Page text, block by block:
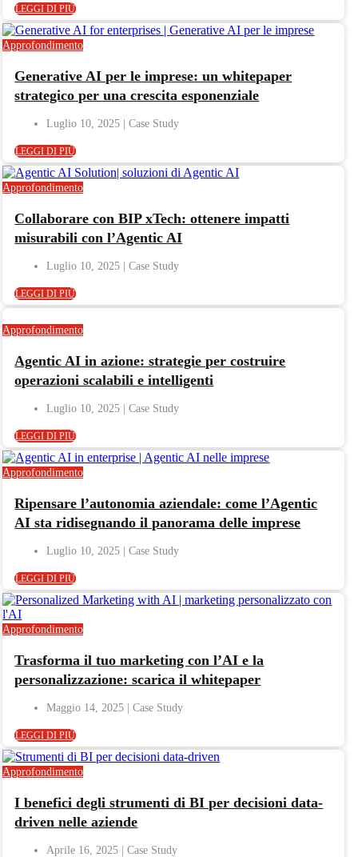
LEGGI DI PIÙ
Approfondimento
Generative AI per le imprese: un whitepaper
strategico per una crescita esponenziale
Luglio 10, 2025
LEGGI DI PIÙ
Approfondimento
Collaborare con BIP xTech: ottenere impatti
misurabili con l’Agentic AI
Luglio 10, 2025
LEGGI DI PIÙ
Approfondimento
Agentic AI in azione: strategie per costruire
operazioni scalabili e intelligenti
Luglio 10, 2025
LEGGI DI PIÙ
Approfondimento
Ripensare l’autonomia aziendale: come l’Agentic
AI sta ridisegnando il panorama delle imprese
Luglio 10, 2025
LEGGI DI PIÙ
Approfondimento
Trasforma il tuo marketing con l’AI e la
personalizzazione: scarica il whitepaper
Maggio 14, 2025
LEGGI DI PIÙ
Approfondimento
I benefici degli strumenti di BI per decisioni data-
driven nelle aziende
Aprile 16, 2025